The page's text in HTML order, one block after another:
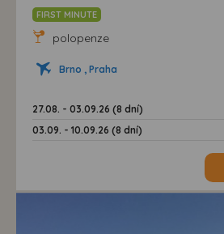
FIRST MINUTE
polopenze
Brno , Praha
27.08. - 03.09.26 (8 dní)
03.09. - 10.09.26 (8 dní)